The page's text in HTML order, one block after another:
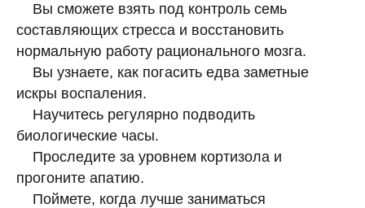
Вы сможете взять под контроль семь
составляющих стресса и восстановить
нормальную работу рационального мозга.
Вы узнаете, как погасить едва заметные
искры воспаления.
Научитесь регулярно подводить
биологические часы.
Проследите за уровнем кортизола и
прогоните апатию.
Поймете, когда лучше заниматься